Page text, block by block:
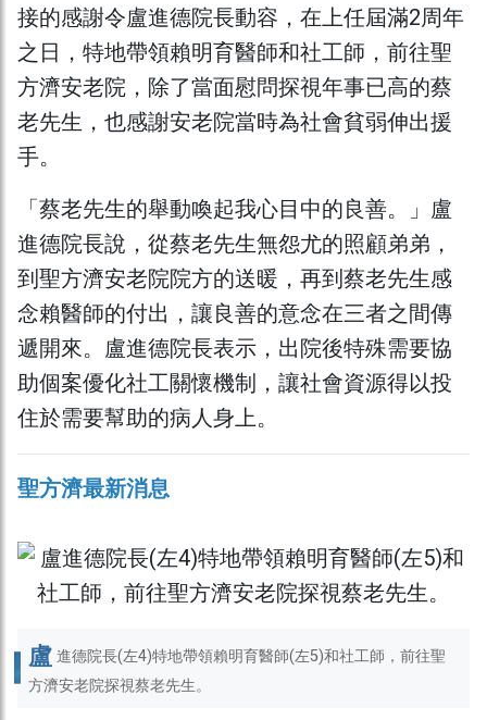
接的感謝令盧進德院長動容，在上任屆滿2周年
之日，特地帶領賴明育醫師和社工師，前往聖
方濟安老院，除了當面慰問探視年事已高的蔡
老先生，也感謝安老院當時為社會貧弱伸出援
手。
「蔡老先生的舉動喚起我心目中的良善。」盧
進德院長說，從蔡老先生無怨尤的照顧弟弟，
到聖方濟安老院院方的送暖，再到蔡老先生感
念賴醫師的付出，讓良善的意念在三者之間傳
遞開來。盧進德院長表示，出院後特殊需要協
助個案優化社工關懷機制，讓社會資源得以投
住於需要幫助的病人身上。
聖方濟最新消息
盧進德院長(左4)特地帶領賴明育醫師(左5)和社工師，前往聖
方濟安老院探視蔡老先生。